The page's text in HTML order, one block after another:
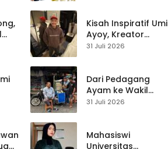
Kisah Inspiratif Umi
Ayoy, Kreator
TikTok Asal
Live Streaming
31 Juli 2026
Dari Pedagang
Ayam ke Wakil
Ketua DPRD, H.
Pasar Cisaat
31 Juli 2026
Mahasiswi
Universitas